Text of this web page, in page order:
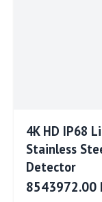
4K HD IP68
Stainless
Detector
8543972.00